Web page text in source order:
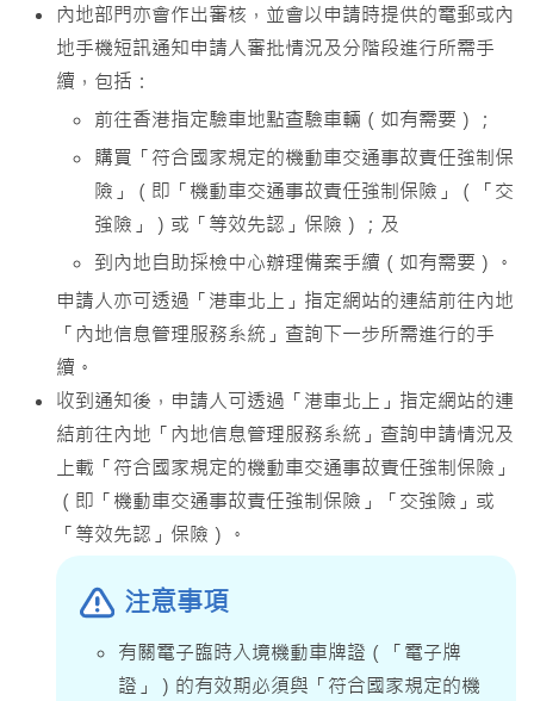
內地部門亦會作出審核，並會以申請時提供的電郵或內
地手機短訊通知申請人審批情況及分階段進行所需手
續，包括：
前往香港指定驗車地點查驗車輛（如有需要）；
購買「符合國家規定的機動車交通事故責任強制保
險」（即「機動車交通事故責任強制保險」（「交
強險」）或「等效先認」保險）；及
到內地自助採檢中心辦理備案手續（如有需要）。
申請人亦可透過「港車北上」指定網站的連結前往內地
「內地信息管理服務系統」查詢下一步所需進行的手
續。
收到通知後，申請人可透過「港車北上」指定網站的連
結前往內地「內地信息管理服務系統」查詢申請情況及
上載「符合國家規定的機動車交通事故責任強制保險」
（即「機動車交通事故責任強制保險」「交強險」或
「等效先認」保險）。
注意事項
有關電子臨時入境機動車牌證（「電子牌
證」）的有效期必須與「符合國家規定的機